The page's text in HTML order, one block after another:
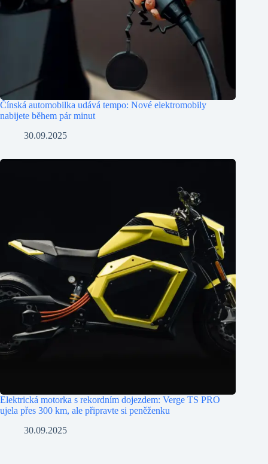
Čínská automobilka udává tempo: Nové elektromobily
nabijete během pár minut
30.09.2025
Elektrická motorka s rekordním dojezdem: Verge TS PRO
ujela přes 300 km, ale připravte si peněženku
30.09.2025